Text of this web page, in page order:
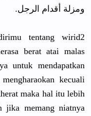
ومزلة أقدام الرجل.
tentang wirid2
berat atai malas
untuk mendapatkan
kecuali
maka hal itu lebih
jika memang niatnya